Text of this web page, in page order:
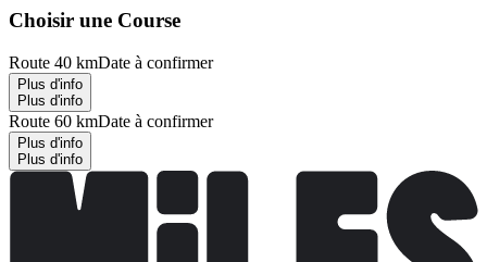
Choisir une Course
Route 40 kmDate à confirmer
Plus d'info
Plus d'info
Route 60 kmDate à confirmer
Plus d'info
Plus d'info